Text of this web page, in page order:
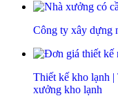
Công ty xây dựng
Thiết kế kho lạnh |
xưởng kho lạnh